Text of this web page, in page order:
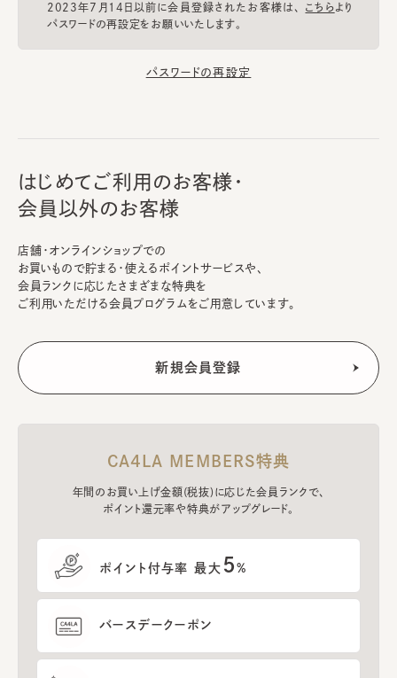
2023年7月14日以前に会員登録されたお客様は、 こちらより
パスワードの再設定をお願いいたします。
パスワードの再設定
はじめてご利用のお客様・
会員以外のお客様
店舗・オンラインショップでの
お買いもので貯まる・使えるポイントサービスや、
会員ランクに応じたさまざまな特典を
ご利用いただける会員プログラムをご用意しています。
CA4LA MEMBERS特典
年間のお買い上げ金額(税抜)に応じた会員ランクで、
ポイント還元率や特典がアップグレード。
ポイント付与率 最大 5%
バースデークーポン